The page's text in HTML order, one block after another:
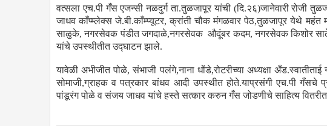
वत्सला एच.पी गँस एजन्सी नळदुर्ग ता.तुळजापूर यांची (दि.२६)जानेवारी रोजी
जाधव काँप्म्लेक्स जे.बी.काँम्प्यूटर, क्रांती चौक मंगळवार पेठ,तुळजापूर येथे महंत
साळुके, नगरसेवक पंडीत जगदाळे,नगरसेवक औदूंबर कदम, नगरसेवक किशोर
यांचे उपस्थीतीत उद्घाटन झाले.
यावेळी अभीजीत पोळे, संभाजी पलंगे,नाना धोंडे,रोटरीच्या अध्यक्षा
सोमाजी,ग्राहक व पत्रकार बांधव आदी उपस्थीत होते.याप्रसंगी एच.पी गँसचे
पांडूरंग पोळे व संजय जाधव यांचे हस्ते सत्कार करुन गँस जोडणीचे साहित्य